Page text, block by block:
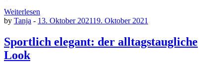
Weiterlesen
by Tanja - 13. Oktober 202119. Oktober 2021
Sportlich elegant: der alltagstaugliche
Look